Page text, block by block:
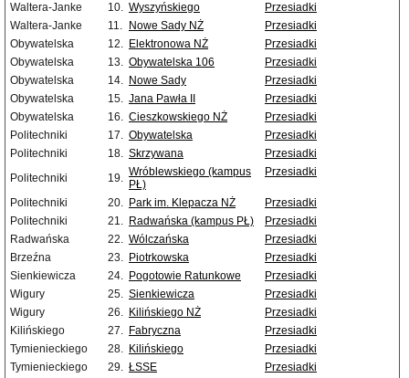
Waltera-Janke
10. Wyszyńskiego
Przesiadki
Waltera-Janke
11. Nowe Sady NŻ
Przesiadki
Obywatelska
12. Elektronowa NŻ
Przesiadki
Obywatelska
13. Obywatelska 106
Przesiadki
Obywatelska
14. Nowe Sady
Przesiadki
Obywatelska
15. Jana Pawła II
Przesiadki
Obywatelska
16. Cieszkowskiego NŻ
Przesiadki
Politechniki
17. Obywatelska
Przesiadki
Politechniki
18. Skrzywana
Przesiadki
Politechniki
19. Wróblewskiego (kampus
PŁ)
Przesiadki
Politechniki 20. Park im. Klepacza NŻ
Przesiadki
Politechniki
21. Radwańska (kampus PŁ)
Przesiadki
Radwańska
22. Wólczańska
Przesiadki
Brzeźna
23. Piotrkowska
Przesiadki
Sienkiewicza
24. Pogotowie Ratunkowe
Przesiadki
Wigury
25. Sienkiewicza
Przesiadki
Wigury
26. Kilińskiego NŻ
Przesiadki
Kilińskiego
27. Fabryczna
Przesiadki
Tymienieckiego
28. Kilińskiego
Przesiadki
Tymienieckiego
29. ŁSSE
Przesiadki